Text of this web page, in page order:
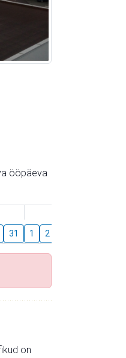
ööpäeva
31 1 2
on